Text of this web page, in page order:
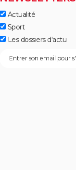
Actualité
Sport
Les dossiers d'actu